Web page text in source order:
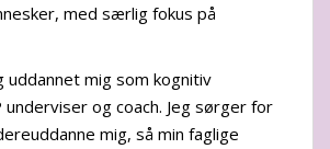
med særlig fokus på
uddannet mig som kognitiv
og coach. Jeg sørger for
mig, så min faglige